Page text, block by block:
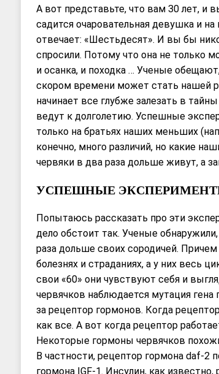
А вот представьте, что вам 30 лет, и
садится очаровательная девушка и
отвечает: «Шестьдесят». И вы бы
спросили. Потому что она не только
и осанка, и походка … Ученые
скором времени может стать нашей
начинает все глубже залезать в
ведут к долголетию. Успешные
только на братьях наших меньших
конечно, много различий, но какие
червяки в два раза дольше живут, а
УСПЕШНЫЕ
Попытаюсь рассказать про эти
дело обстоит так. Ученые
раза дольше своих сородичей.
болезнях и страданиях, а у них весь
свои «60» они чувствуют себя и
червячков наблюдается мутация
за рецептор гормонов. Когда
как все. А вот когда рецептор
Некоторые гормоны червячков
В частности, рецептор гормона daf-2
гормона IGF-1. Инсулин, как